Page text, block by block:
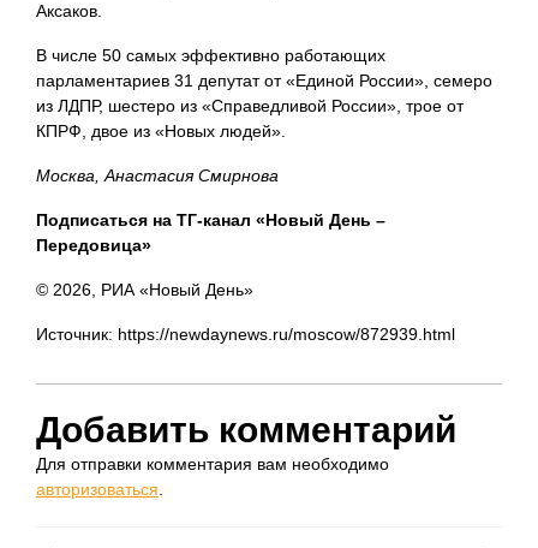
Аксаков.
В числе 50 самых эффективно работающих
парламентариев 31 депутат от «Единой России», семеро
из ЛДПР, шестеро из «Справедливой России», трое от
КПРФ, двое из «Новых людей».
Москва, Анастасия Смирнова
Подписаться на ТГ-канал «Новый День –
Передовица»
© 2026, РИА «Новый День»
Источник: https://newdaynews.ru/moscow/872939.html
Добавить комментарий
Для отправки комментария вам необходимо
авторизоваться.